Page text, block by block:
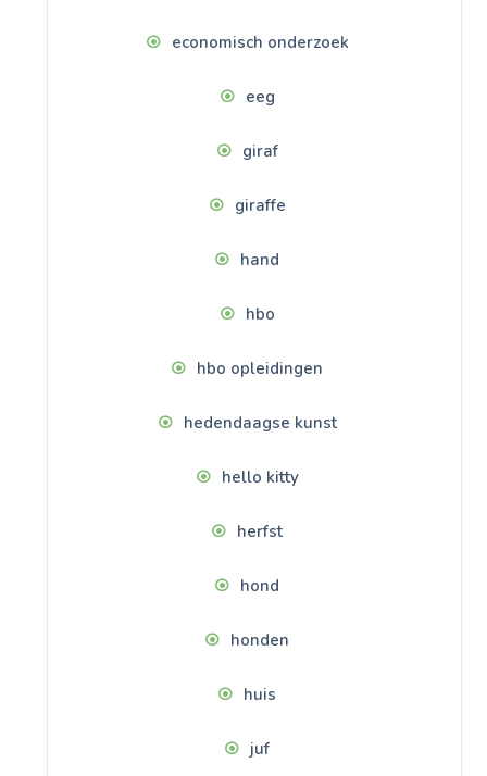
economisch onderzoek
eeg
giraf
giraffe
hand
hbo
hbo opleidingen
hedendaagse kunst
hello kitty
herfst
hond
honden
huis
juf